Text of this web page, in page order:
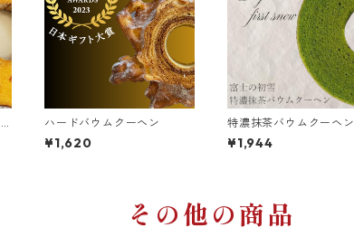
ハードバウムクーヘン
¥1,620
特濃抹茶バウムクーヘン
『富士の初雪』
¥1,944
その他の商品